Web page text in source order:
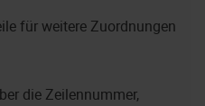
für weitere Zuordnungen
die Zeilennummer,